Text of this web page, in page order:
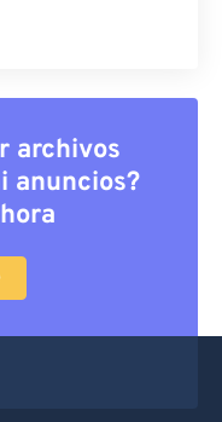
archivos
anuncios?